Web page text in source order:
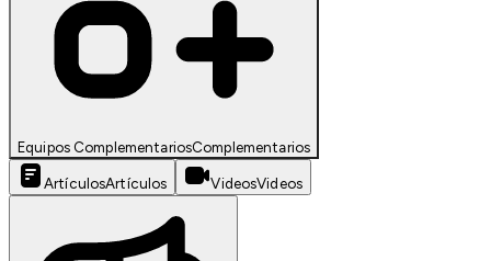
Equipos ComplementariosComplementarios
ArtículosArtículos VideosVideos